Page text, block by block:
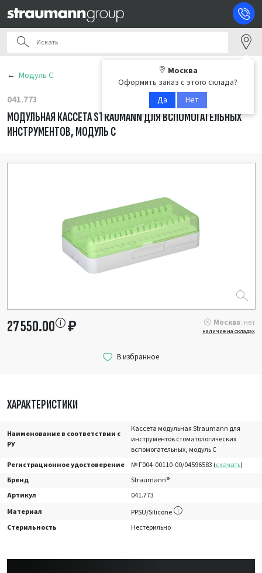
Москва
Оформить заказ с этого склада?
Да
Нет
Модуль С
041.773
МОДУЛЬНАЯ КАССЕТА STRAUMANN ДЛЯ ВСПОМОГАТЕЛЬНЫХ
ИНСТРУМЕНТОВ, МОДУЛЬ С
ХАРАКТЕРИСТИКИ
Наименование в соответствии с
РУ
Кассета модульная Straumann для
инструментов стоматологических
вспомогательных, модуль С
Регистрационное удостоверение
№ Г004-00110-00/04596583 (скачать)
Бренд
Straumann®
Артикул
041.773
Материал
PPSU/Silicone
Стерильность
Нестерильно
27 550.00 ₽ Москва: нет
наличие на складах